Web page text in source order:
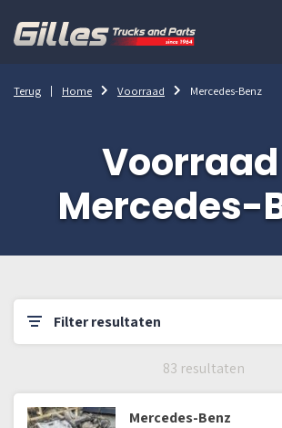
Terug Home Voorraad Mercedes-Benz
Voorraad
Mercedes-
Filter resultaten
83 resultaten
Mercedes-Benz